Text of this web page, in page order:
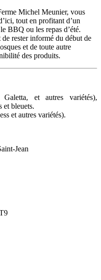
Michel Meunier, vous
tout en profitant d’un
BBQ ou les repas d’été.
de rester informé du début de
et de toute autre
des produits.
et autres variétés),
et bleuets.
et autres variétés).
Jean